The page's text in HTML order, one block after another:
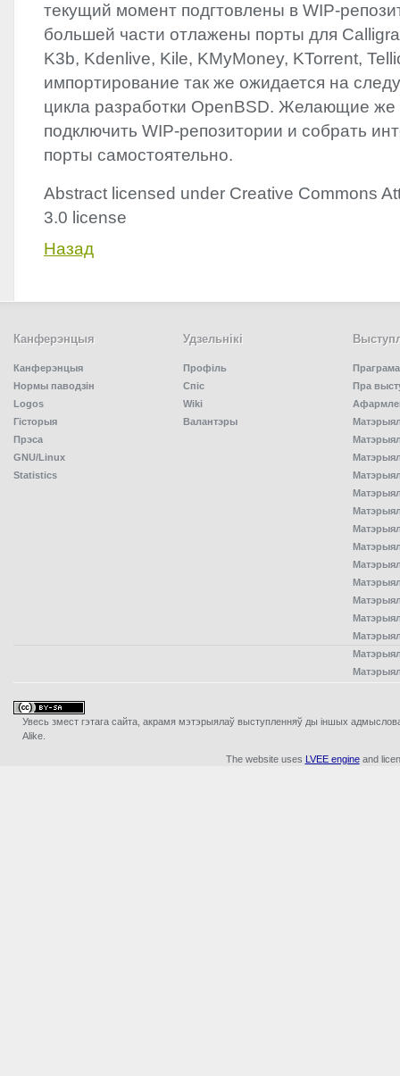
текущий момент подгтовлены в WIP-
большей части отлажены порты для
K3b, Kdenlive, Kile, KMyMoney, KTorrent,
импортирование так же ожидается на
цикла разработки OpenBSD. Желающие же
подключить WIP-репозитории и собрать
порты самостоятельно.
Abstract licensed under Creative Commons
3.0 license
Назад
Канферэнцыя
Канферэнцыя
Нормы паводзін
Logos
Гісторыя
Прэса
GNU/Linux
Statistics
Удзельнiкi
Профіль
Спiс
Wiki
Валантэры
Праграма
Пра
Увесь змест гэтага сайта, акрамя мэтэрыялаў выступленняў ды iншых
Alike.
The website uses LVEE engineand